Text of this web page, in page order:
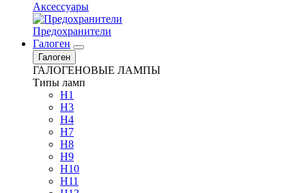
Аксессуары
Предохранители
Галоген
Галоген
ГАЛОГЕНОВЫЕ ЛАМПЫ
Типы ламп
H1
H3
H4
H7
H8
H9
H10
H11